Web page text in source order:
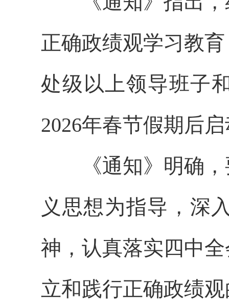
正确政绩观学习教
处级以上领导班子
2026年春节假期后
《通知》明确
义思想为指导，深
神，认真落实四中
立和践行正确政绩